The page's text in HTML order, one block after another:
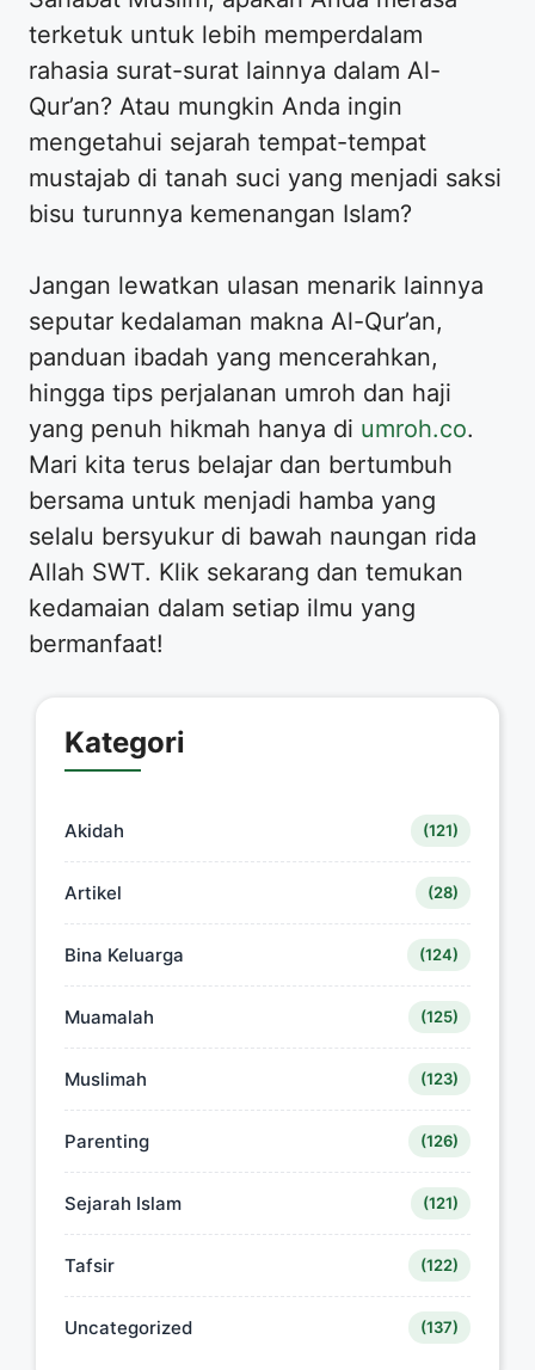
terketuk untuk lebih memperdalam
rahasia surat-surat lainnya dalam Al-
Qur’an? Atau mungkin Anda ingin
mengetahui sejarah tempat-tempat
mustajab di tanah suci yang menjadi saksi
bisu turunnya kemenangan Islam?
Jangan lewatkan ulasan menarik lainnya
seputar kedalaman makna Al-Qur’an,
panduan ibadah yang mencerahkan,
hingga tips perjalanan umroh dan haji
yang penuh hikmah hanya di umroh.co.
Mari kita terus belajar dan bertumbuh
bersama untuk menjadi hamba yang
selalu bersyukur di bawah naungan rida
Allah SWT. Klik sekarang dan temukan
kedamaian dalam setiap ilmu yang
bermanfaat!
Kategori
Akidah (121)
Artikel (28)
Bina Keluarga (124)
Muamalah (125)
Muslimah (123)
Parenting (126)
Sejarah Islam (121)
Tafsir (122)
Uncategorized (137)